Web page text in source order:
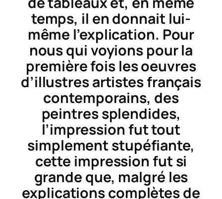
temps, il en donnait lui-
même l’explication. Pour
nous qui voyions pour la
première fois les oeuvres
d’illustres artistes français
contemporains, des
peintres splendides,
l’impression fut tout
simplement stupéfiante,
cette impression fut si
grande que, malgré les
explications complètes de